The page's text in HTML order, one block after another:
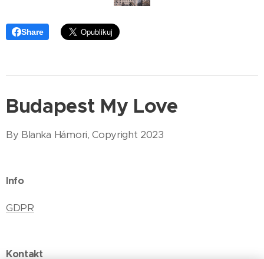
Share
Budapest My Love
By Blanka Hámori, Copyright 2023
Info
GDPR
Kontakt